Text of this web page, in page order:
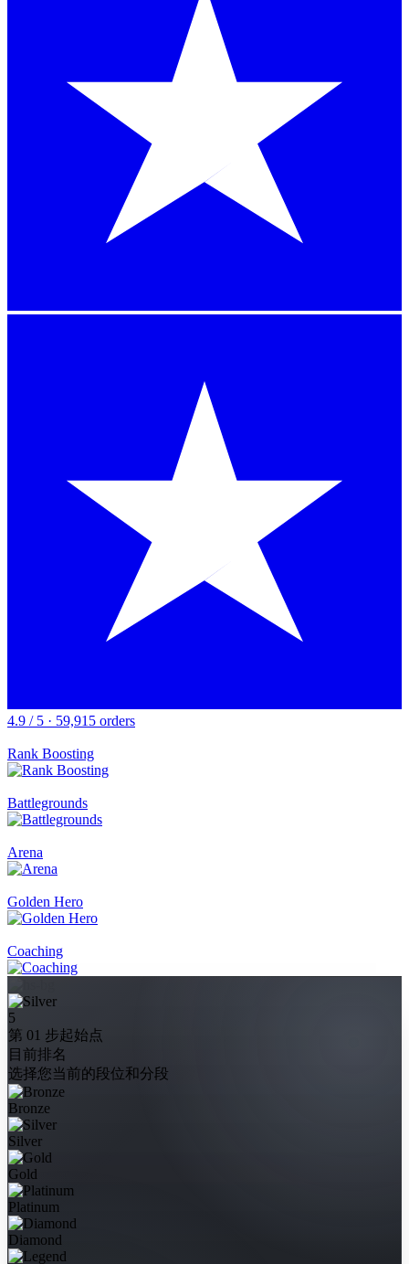
4.9 / 5 · 59,915 orders
Rank Boosting
Battlegrounds
Arena
Golden Hero
Coaching
5
第 01 步起始点
目前排名
选择您当前的段位和分段
Bronze
Silver
Gold
Platinum
Diamond